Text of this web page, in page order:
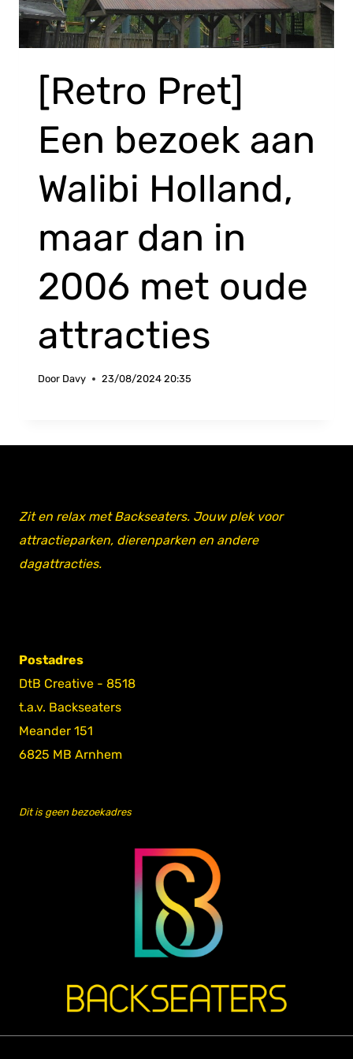
[Retro Pret]
Een bezoek aan
Walibi Holland,
maar dan in
2006 met oude
attracties
Door Davy 23/08/2024 20:35
Zit en relax met Backseaters. Jouw plek voor
attractieparken, dierenparken en andere
dagattracties.
Postadres
DtB Creative - 8518
t.a.v. Backseaters
Meander 151
6825 MB Arnhem
Dit is geen bezoekadres